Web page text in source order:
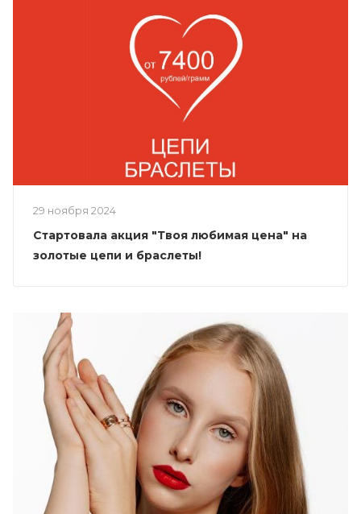
29 ноября 2024
Стартовала акция "Твоя любимая цена" на
золотые цепи и браслеты!